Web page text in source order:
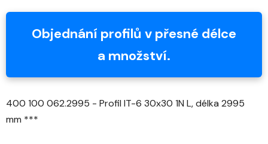
Objednání profilů v přesné délce
a množství.
400 100 062.2995 - Profil IT-6 30x30 1N L, délka 2995
mm ***